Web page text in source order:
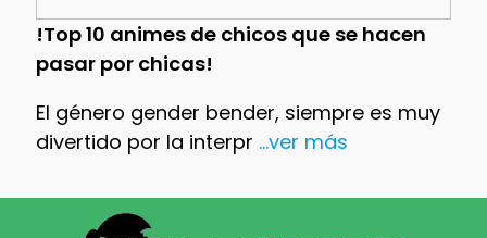
!Top 10 animes de chicos que se hacen
pasar por chicas!
El género gender bender, siempre es muy
divertido por la interpr ...ver más